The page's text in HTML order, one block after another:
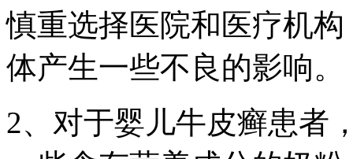
慎重选择医院和医疗机
体产生一些不良的影响。
2、对于婴儿牛皮癣患者